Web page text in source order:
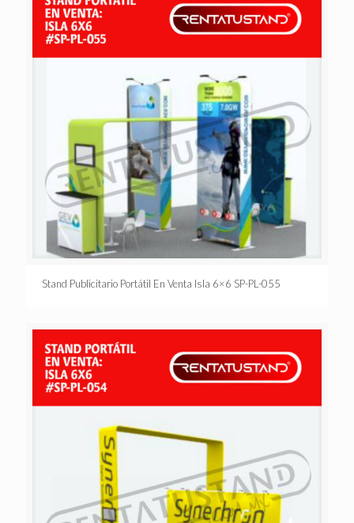
Stand Publicitario Portátil En Venta Isla 6×6 SP-PL-055